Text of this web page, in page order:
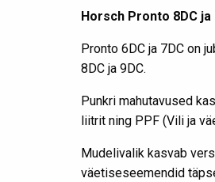
Horsch Pronto 8DC
Pronto 6DC ja 7DC on
8DC ja 9DC.
Punkri mahutavused
liitrit ning PPF (Vili ja
Mudelivalik kasvab
väetiseseemendid